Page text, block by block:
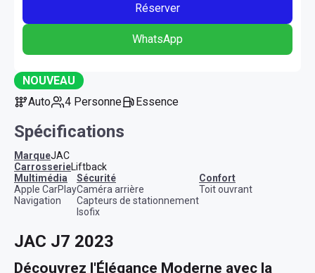
Réserver
WhatsApp
NOUVEAU
Auto
4 Personne Essence
Spécifications
MarqueJAC
CarrosserieLiftback
multimédia
Apple CarPlay
Navigation
sécurité
Caméra arrière
Capteurs de stationnement
Isofix
confort
Toit ouvrant
JAC J7 2023
Découvrez l'Élégance Moderne avec la